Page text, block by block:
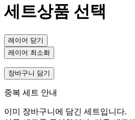
세트상품 선택
레이어 닫기
레이어 최소화
장바구니 담기
중복 세트 안내
이미 장바구니에 담긴 세트입니다.